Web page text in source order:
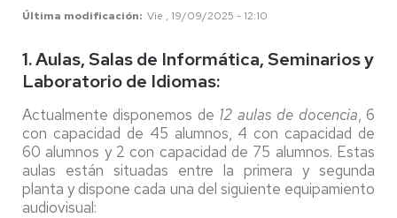
Última modificación Vie , 19/09/2025 - 12:10
1. Aulas, Salas de Informática, Seminarios y
Laboratorio de Idiomas:
Actualmente disponemos de 12 aulas de docencia, 6
con capacidad de 45 alumnos, 4 con capacidad de
60 alumnos y 2 con capacidad de 75 alumnos. Estas
aulas están situadas entre la primera y segunda
planta y dispone cada una del siguiente equipamiento
audiovisual: